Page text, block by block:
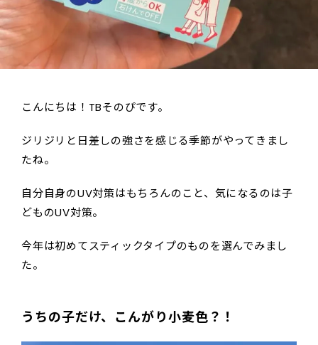
こんにちは！TBそのぴです。
ジリジリと日差しの強さを感じる季節がやってきまし
たね。
自分自身のUV対策はもちろんのこと、気になるのは子
どものUV対策。
今年は初めてスティックタイプのものを選んでみまし
た。
うちの子だけ、こんがり小麦色？！